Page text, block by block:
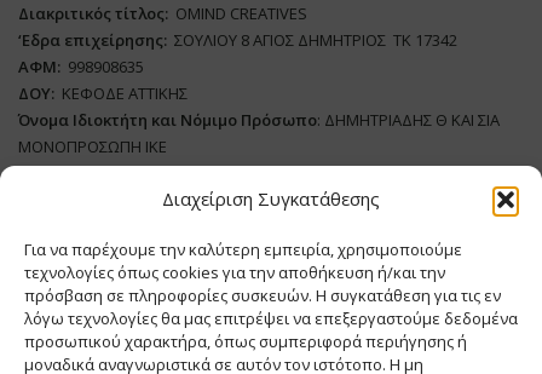
Διαχείριση Συγκατάθεσης
Για να παρέχουμε την καλύτερη εμπειρία, χρησιμοποιούμε
τεχνολογίες όπως cookies για την αποθήκευση ή/και την
πρόσβαση σε πληροφορίες συσκευών. Η συγκατάθεση για τις εν
λόγω τεχνολογίες θα μας επιτρέψει να επεξεργαστούμε δεδομένα
προσωπικού χαρακτήρα, όπως συμπεριφορά περιήγησης ή
μοναδικά αναγνωριστικά σε αυτόν τον ιστότοπο. Η μη
Διακριτικός τίτλος: ΟΜΙΝD CREATIVES
‘Eδρα επιχείρησης: ΣΟΥΛΙΟΥ 8 ΑΓΙΟΣ ΔΗΜΗΤΡΙΟΣ ΤΚ 17342
ΑΦΜ: 998908635
ΔΟΥ: ΚΕΦΟΔΕ ΑΤΤΙΚΗΣ
Όνομα Ιδιοκτήτη και Νόμιμο Πρόσωπο: ΔΗΜΗΤΡΙΑΔΗΣ Θ ΚΑΙ ΣΙΑ
ΜΟΝΟΠΡΟΣΩΠΗ ΙΚΕ
Διευθυντής Σύνταξης:ΑΘΑΝΑΣΙΟΣ ΑΝΤΩΝΙΟΥ
ΔικαιούχοςDomain:ΔΗΜΗΤΡΙΑΔΗΣ Θ ΚΑΙ ΣΙΑ ΜΟΝΟΠΡΟΣΩΠΗ ΙΚΕ
Διευθυντής: ΕΥΘΥΜΙΑΤΟΥ ΜΑΡΙΑ
Διαχειριστής:
ΕΥΘΥΜΙΑΤΟΥ ΜΑΡΙΑ
Δήλωση Συμμόρφωσης